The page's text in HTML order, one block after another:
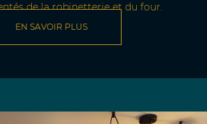
de la robinetterie et du four.
EN SAVOIR PLUS